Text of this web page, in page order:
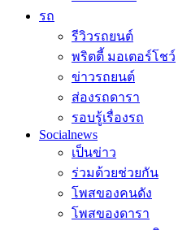
รถ
รีวิวรถยนต์
พริตตี้ มอเตอร์โชว์
ข่าวรถยนต์
ส่องรถดารา
รอบรู้เรื่องรถ
Socialnews
เป็นข่าว
ร่วมด้วยช่วยกัน
โพสของคนดัง
โพสของดารา